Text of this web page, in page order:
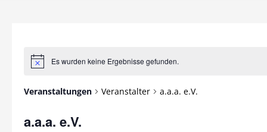
HinweisEs wurden keine Ergebnisse gefunden.
Veranstaltungen Veranstalter a.a.a. e.V.
a.a.a. e.V.